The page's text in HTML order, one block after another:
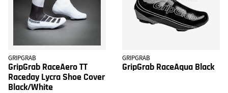
GRIPGRAB
GripGrab RaceAero TT
Raceday Lycra Shoe Cover
Black/White
GRIPGRAB
GripGrab RaceAqua Black